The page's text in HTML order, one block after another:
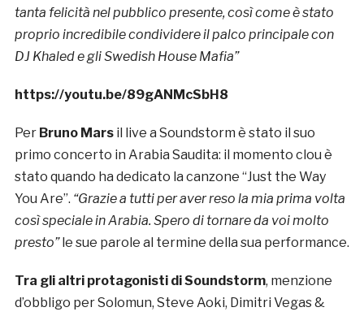
tanta felicità nel pubblico presente, così come è stato
proprio incredibile condividere il palco principale con
DJ Khaled e gli Swedish House Mafia”
https://youtu.be/89gANMcSbH8
Per Bruno Marsil live a Soundstorm è stato il suo
primo concerto in Arabia Saudita: il momento clou è
stato quando ha dedicato la canzone “Just the Way
You Are”. “Grazie a tutti per aver reso la mia prima volta
così speciale in Arabia. Spero di tornare da voi molto
presto”le sue parole al termine della sua performance.
Tra gli altri protagonisti di Soundstorm, menzione
d’obbligo per Solomun, Steve Aoki, Dimitri Vegas &